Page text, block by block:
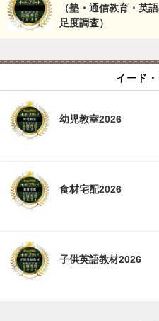
（塾・通信教育・英
足度調査）
イード
幼児教室2026
食材宅配2026
子供英語教材2026